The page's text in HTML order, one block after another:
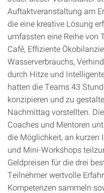
Auftaktveranstaltung am
die eine kreative Lösung
umfassten eine Reihe von
Café, Effiziente
Wasserverbrauchs,
durch Hitze und
hatten die Teams 43
konzipieren und zu
Nachmittag vorstellten.
Coaches und Mentoren
die Möglichkeit, an
und Mini-Workshops
Geldpreisen für die drei
Teilnehmer wertvolle
Kompetenzen sammeln